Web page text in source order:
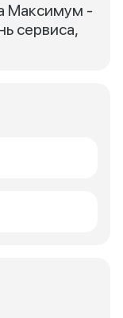
Максимум -
сервиса,